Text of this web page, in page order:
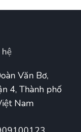
Văn Bơ,
4, Thành phố
Nam